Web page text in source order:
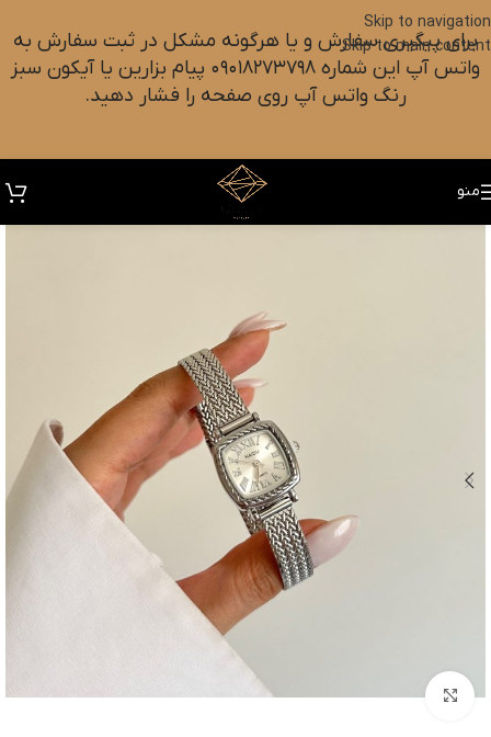
Skip to navigation
Skip to main content
برای پیگیری سفارش و یا هرگونه مشکل در ثبت سفارش به
واتس آپ این شماره ۰۹۰۱۸۲۷۳۷۹۸ پیام بزارین یا آیکون سبز
رنگ واتس آپ روی صفحه را فشار دهید.
منو
بزرگنمایی تصویر